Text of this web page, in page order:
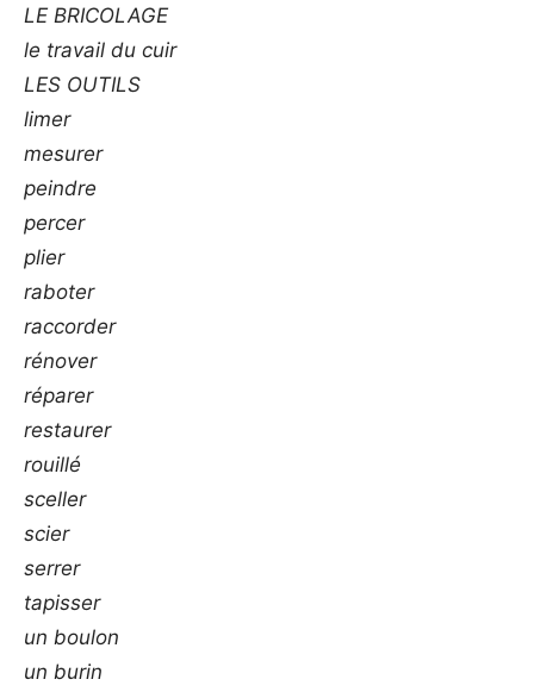
LE BRICOLAGE
le travail du cuir
LES OUTILS
limer
mesurer
peindre
percer
plier
raboter
raccorder
rénover
réparer
restaurer
rouillé
sceller
scier
serrer
tapisser
un boulon
un burin